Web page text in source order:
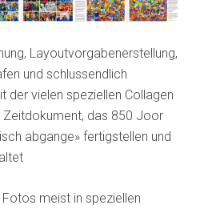
Layoutvorgabenerstellung,
und schlussendlich
der vielen speziellen Collagen
das 850 Joor
abgange» fertigstellen und
meist in speziellen